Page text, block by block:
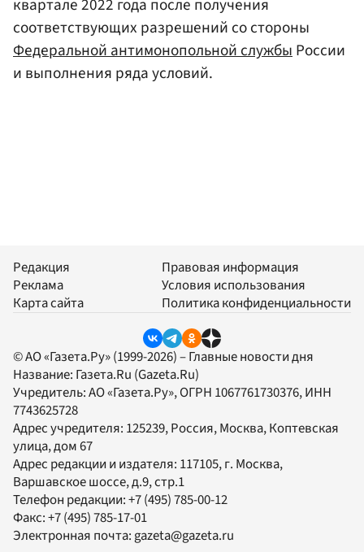
квартале 2022 года после получения
соответствующих разрешений со стороны
Федеральной антимонопольной службыРоссии
и выполнения ряда условий.
Редакция
Реклама
Карта сайта
Правовая информация
Условия использования
Политика конфиденциальности
© АО «Газета.Ру» (1999-2026) – Главные новости дня
Название: Газета.Ru (Gazeta.Ru)
Учредитель:АО «Газета.Ру», ОГРН 1067761730376, ИНН
7743625728
Адрес учредителя: 125239, Россия, Москва, Коптевская
улица, дом 67
Адрес редакции и издателя: 117105, г. Москва,
Варшавское шоссе, д.9, стр.1
Телефон редакции:+7 (495) 785-00-12
Факс:+7 (495) 785-17-01
Электронная почта:gazeta@gazeta.ru